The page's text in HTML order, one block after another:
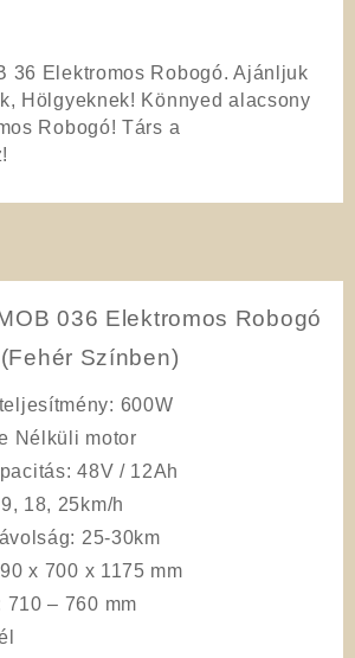
36 Elektromos Robogó. Ajánljuk
Hölgyeknek! Könnyed alacsony
Robogó! Társ a
036 Elektromos Robogó
(Fehér Színben)
: 600W
Nélküli motor
: 48V / 12Ah
18, 25km/h
: 25-30km
x 700 x 1175 mm
710 – 760 mm